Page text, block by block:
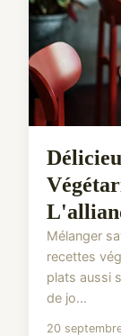
Mélanger
recettes
plats aussi
de jo...
20